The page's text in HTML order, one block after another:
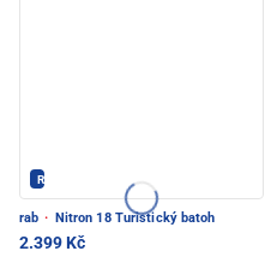
Rab - PEC POD SNĚŽKOU
rab · Nitron 18 Turistický batoh
2.399 Kč